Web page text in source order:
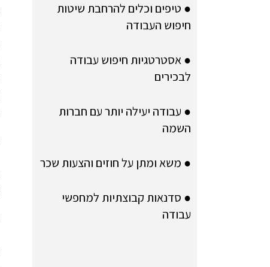
● טיפים וכלים להרחבת שיטות
חיפוש העבודה
● אסטרטגיות חיפוש עבודה
לבכירים
● עבודה יעילה יותר עם חברות
השמה
● משא ומתן על חוזים והצעות שכר
● סדנאות קבוצתיות למחפשי
עבודה